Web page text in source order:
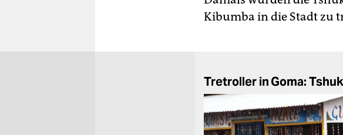
Kibumba in die Stadt zu
Tretroller in Goma: